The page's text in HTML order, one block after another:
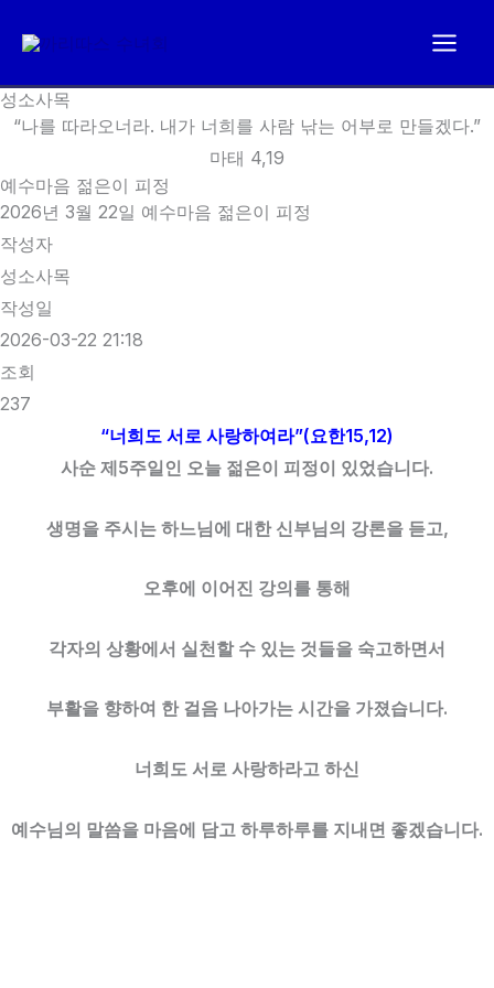
로
너
뛰
기
성소사목
“나를 따라오너라. 내가 너희를 사람 낚는 어부로 만들겠다.”
마태 4,19
예수마음 젊은이 피정
2026년 3월 22일 예수마음 젊은이 피정
작성자
성소사목
작성일
2026-03-22 21:18
조회
237
“너희도 서로 사랑하여라”(요한15,12)
사순 제5주일인 오늘 젊은이 피정이 있었습니다.
생명을 주시는 하느님에 대한 신부님의 강론을 듣고,
오후에 이어진 강의를 통해
각자의 상황에서 실천할 수 있는 것들을 숙고하면서
부활을 향하여 한 걸음 나아가는 시간을 가졌습니다.
너희도 서로 사랑하라고 하신
예수님의 말씀을 마음에 담고 하루하루를 지내면 좋겠습니다.